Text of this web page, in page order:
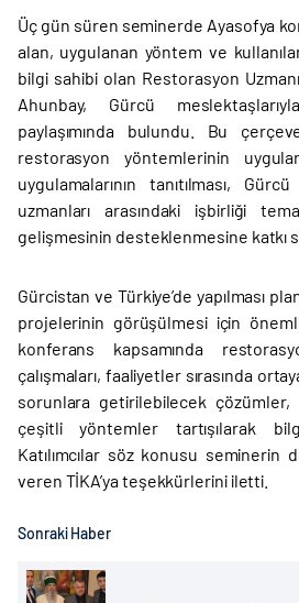
Üç gün süren seminerde Ayasofya
alan, uygulanan yöntem ve
bilgi sahibi olan Restorasyon
Ahunbay, Gürcü
paylaşımında bulundu. Bu
restorasyon yöntemlerinin
uygulamalarının tanıtılması,
uzmanları arasındaki işbirliği
gelişmesinin desteklenmesine katkı
Gürcistan ve Türkiye’de yapılması
projelerinin görüşülmesi için
konferans kapsamında
çalışmaları, faaliyetler sırasında
sorunlara getirilebilecek çözümler,
çeşitli yöntemler tartışılarak bilgi
Katılımcılar söz konusu seminerin
veren TİKA’ya teşekkürlerini iletti.
Sonraki Haber